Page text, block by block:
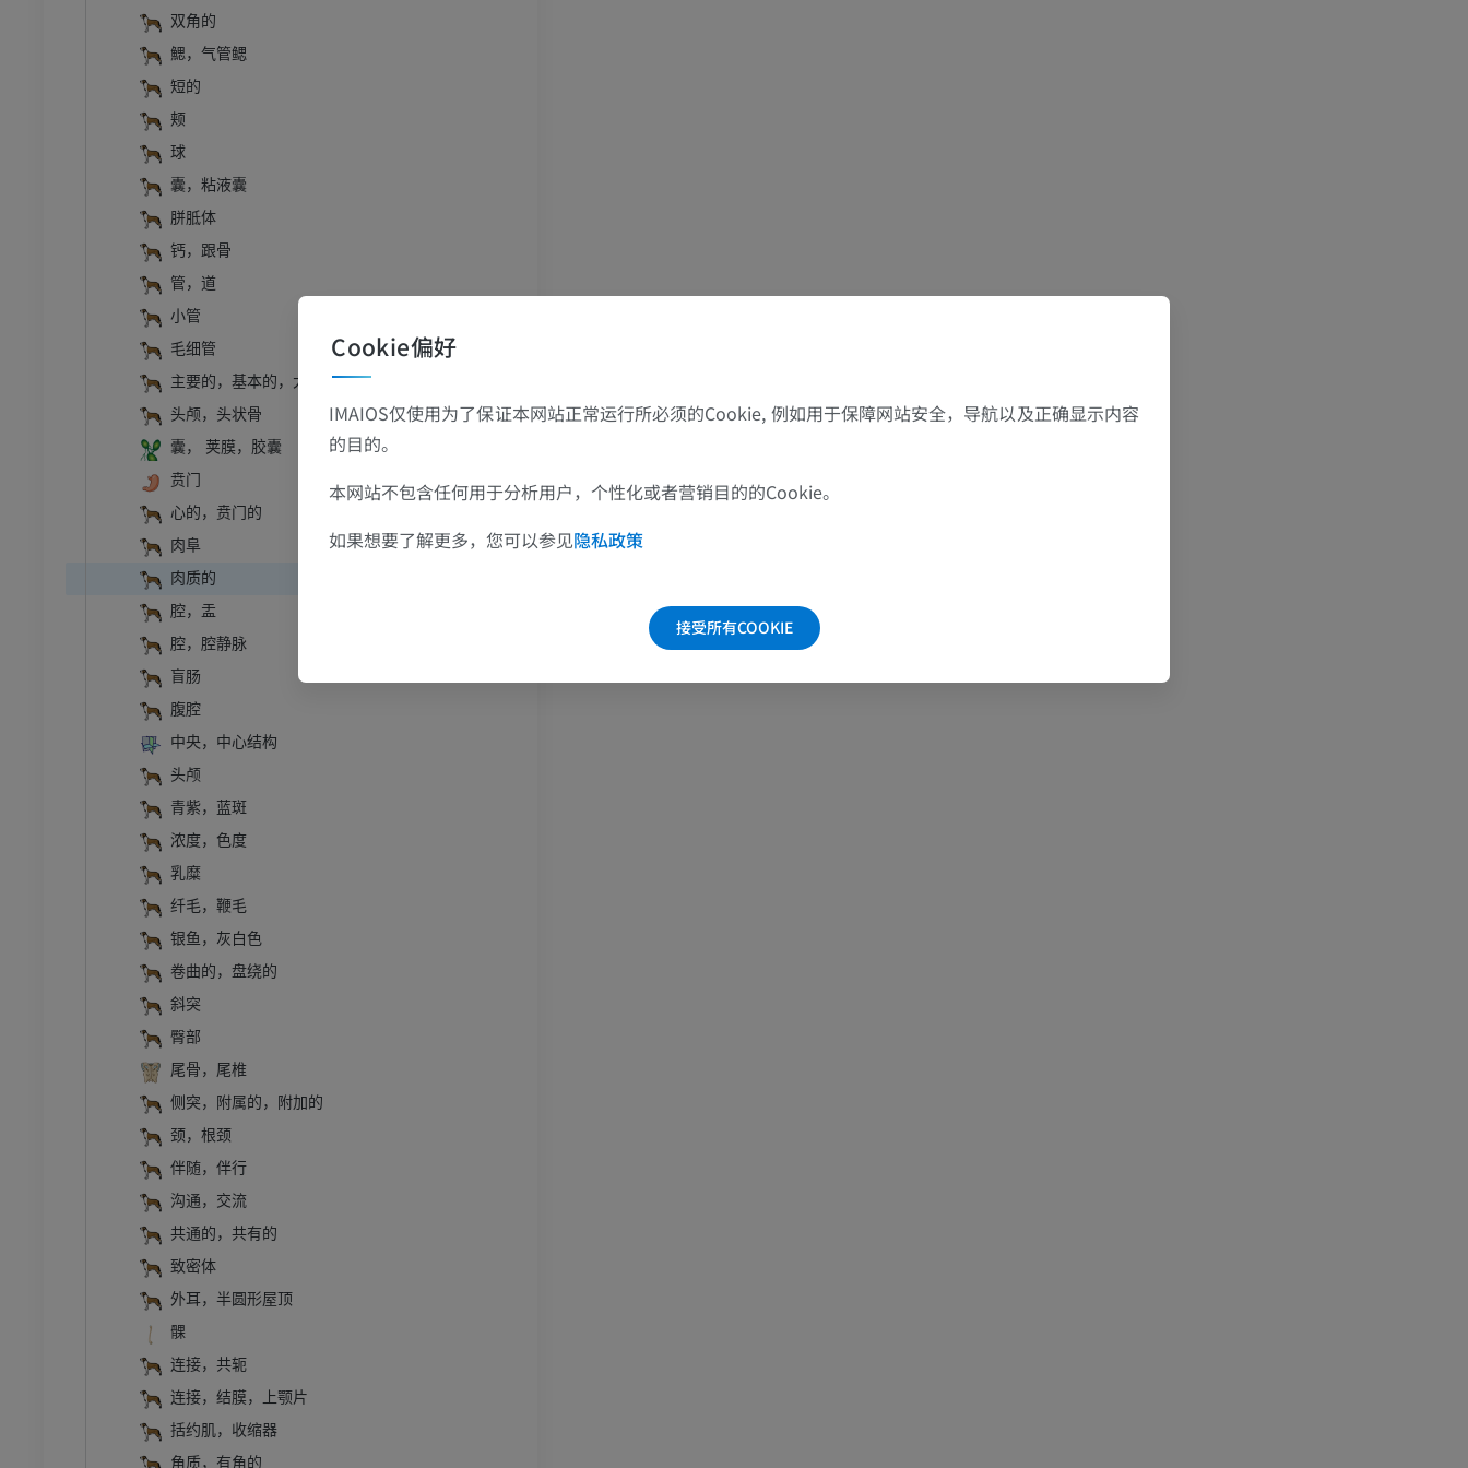
双角的
鰓，气管鳃
短的
颊
球
囊，粘液囊
胼胝体
钙，跟骨
管，道
小管
毛细管
主要的，基本的，大写的，极好的，首都，首府
头颅，头状骨
囊， 荚膜，胶囊
贲门
心的，贲门的
肉阜
肉质的
腔，盂
腔，腔静脉
盲肠
腹腔
中央，中心结构
头颅
青紫，蓝斑
浓度，色度
乳糜
纤毛，鞭毛
银鱼，灰白色
卷曲的，盘绕的
斜突
臀部
尾骨，尾椎
侧突，附属的，附加的
颈，根颈
伴随，伴行
沟通，交流
共通的，共有的
致密体
外耳，半圆形屋顶
髁
连接，共轭
连接，结膜，上颚片
括约肌，收缩器
角质，有角的
Cookie偏好
IMAIOS仅使用为了保证本网站正常运行所必须的Cookie, 例如用于保障网站安全，导航以及正确显示内容
的目的。
本网站不包含任何用于分析用户，个性化或者营销目的的Cookie。
如果想要了解更多，您可以参见隐私政策
接受所有COOKIE